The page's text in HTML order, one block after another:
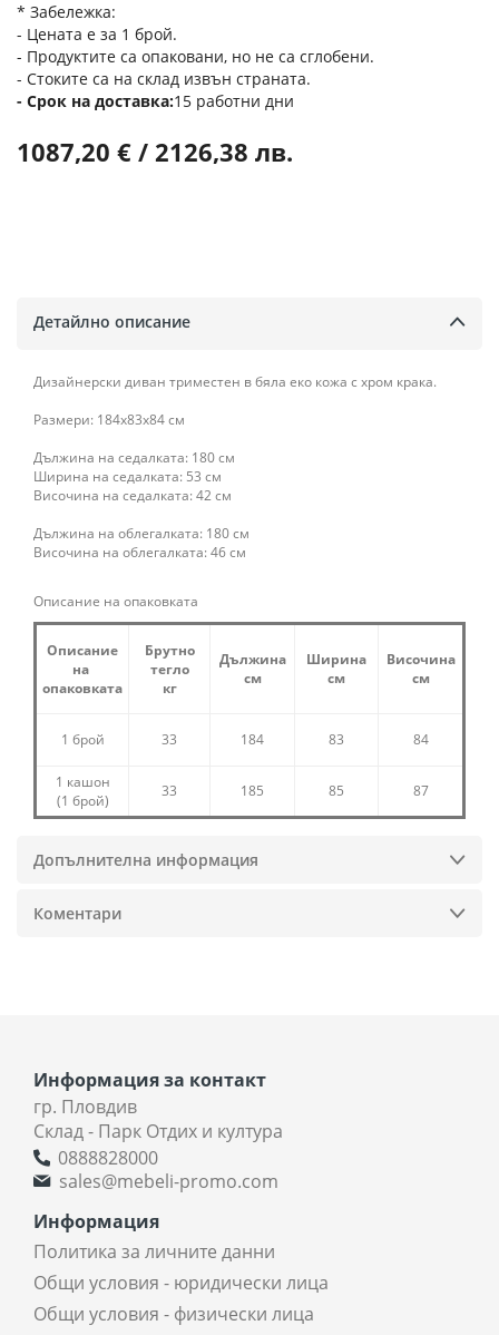
* Забележка:
- Цената е за 1 брой.
- Продуктите са опаковани, но не са сглобени.
- Стоките са на склад извън страната.
Срок на доставка 15 работни дни
1087,20 € / 2126,38 лв.
Детайлно описание
Дизайнерски диван триместен в бяла еко кожа с хром крака.
Размери: 184x83x84 см
Дължина на седалката: 180 см
Ширина на седалката: 53 см
Височина на седалката: 42 см
Дължина на облегалката: 180 см
Височина на облегалката: 46 см
Описание на опаковката
Описание
на
опаковката
Брутно
тегло
кг
Дължина
см
Ширина
см
Височина
см
1 брой 33 184 83 84
1 кашон
(1 брой)
33 185 85 87
Допълнителна информация
Коментари
Информация за контакт
гр. Пловдив
Склад - Парк Отдих и култура
0888828000
sales@mebeli-promo.com
Информация
Политика за личните данни
Общи условия - юридически лица
Общи условия - физически лица